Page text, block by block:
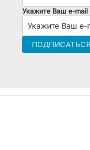
Укажите Ваш e-mail